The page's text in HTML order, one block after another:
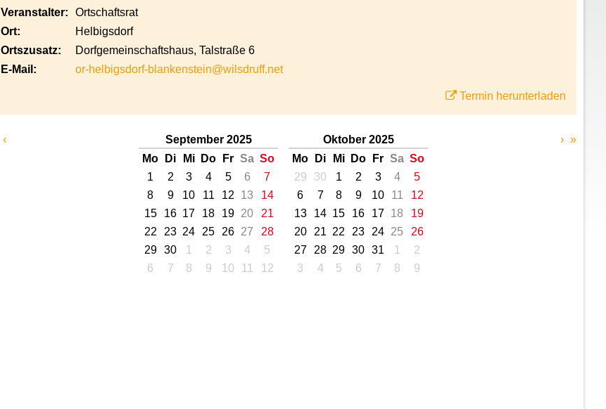
Veranstalter:
Ortschaftsrat
Ort:
Helbigsdorf
Ortszusatz:
Dorfgemeinschaftshaus, Talstraße 6
E-Mail:
or-helbigsdorf-blankenstein@wilsdruff.net
Termin herunterladen
‹
September 2025
Mo
Di Mi Do Fr Sa So
1
2 3 4 5 6
7
8
9 10 11 12 13
14
15
16 17 18 19 20
21
22
23 24 25 26 27
28
29
30 1 2 3 4
5
6
7 8 9 10 11 12
Oktober 2025
Mo
Di Mi Do Fr Sa So
29
30 1 2 3 4
5
6
7 8 9 10 11
12
13
14 15 16 17 18
19
20
21 22 23 24 25
26
27
28 29 30 31 1
2
3
4 5 6 7 8 9
› »